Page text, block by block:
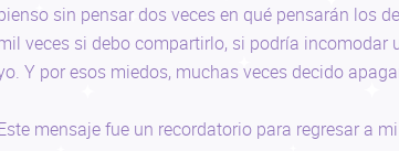
sin pensar dos veces en qué pensarán los
veces si debo compartirlo, si podría
Y por esos miedos, muchas veces decido
mensaje fue un recordatorio para regresar a